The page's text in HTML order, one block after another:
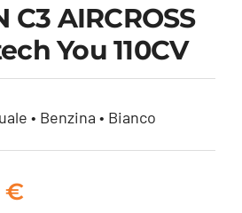
C3
1.2
You 110CV
C3 AIRCROSS
You 110CV
• Benzina • Bianco
€